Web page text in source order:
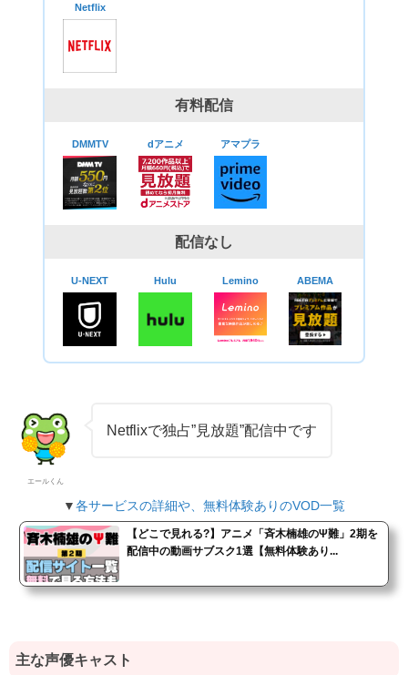
Netflix
有料配信
DMMTV dアニメ アマプラ
配信なし
U-NEXT Hulu Lemino ABEMA
エールくん
Netflixで独占”見放題”配信中です
▼各サービスの詳細や、無料体験ありのVOD一覧
【どこで見れる?】アニメ「斉木楠雄のΨ難」2期を
配信中の動画サブスク1選【無料体験あり...
主な声優キャスト